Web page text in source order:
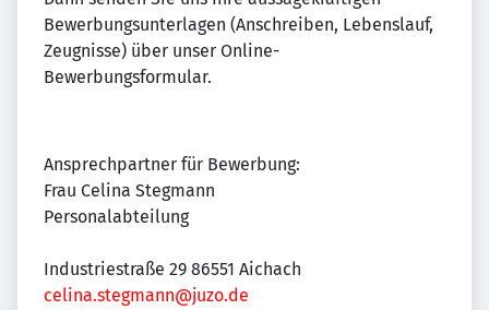
Bewerbungsunterlagen (Anschreiben, Lebenslauf,
Zeugnisse) über unser Online-
Bewerbungsformular.
Ansprechpartner für Bewerbung:
Frau Celina Stegmann
Personalabteilung
Industriestraße 29 86551 Aichach
celina.stegmann@juzo.de